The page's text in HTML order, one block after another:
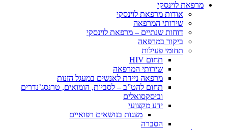
מרפאת לוינסקי
אודות מרפאת לוינסקי
שירותי המרפאה
דוחות שנתיים – מרפאת לוינסקי
ביקור במרפאה
תחומי פעילות
תחום HIV
שירותי המרפאה
מרפאה ניידת לאנשים במעגל הזנות
תחום להט”ב – לסביות, הומואים, טרנסג’נדרים
וביסקסואלים
ידע מקצועי
מצגות בנושאים רפואיים
הסברה